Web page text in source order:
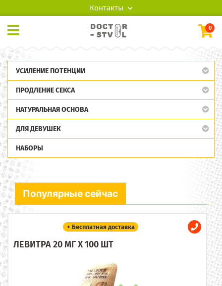
Контакты
0
УСИЛЕНИЕ ПОТЕНЦИИ
ПРОДЛЕНИЕ СЕКСА
НАТУРАЛЬНАЯ ОСНОВА
ДЛЯ ДЕВУШЕК
НАБОРЫ
Популярные сейчас
+ Бесплатная доставка
ЛЕВИТРА 20 МГ X 100 ШТ